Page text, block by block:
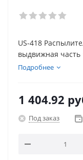
US-418
выдвижная часть
Подробнее
1 404.92
Под заказ